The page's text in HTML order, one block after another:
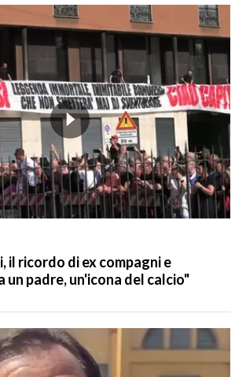
il ricordo di ex compagni e
un padre, un'icona del calcio"